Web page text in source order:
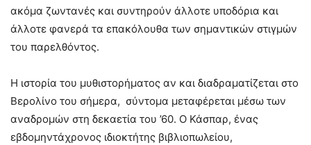
ακόμα ζωντανές και συντηρούν άλλοτε υποδόρια και
άλλοτε φανερά τα επακόλουθα των σημαντικών στιγμών
του παρελθόντος.
Η ιστορία του μυθιστορήματος αν και διαδραματίζεται στο
Βερολίνο του σήμερα, σύντομα μεταφέρεται μέσω των
αναδρομών στη δεκαετία του ’60. Ο Κάσπαρ, ένας
εβδομηντάχρονος ιδιοκτήτης βιβλιοπωλείου,